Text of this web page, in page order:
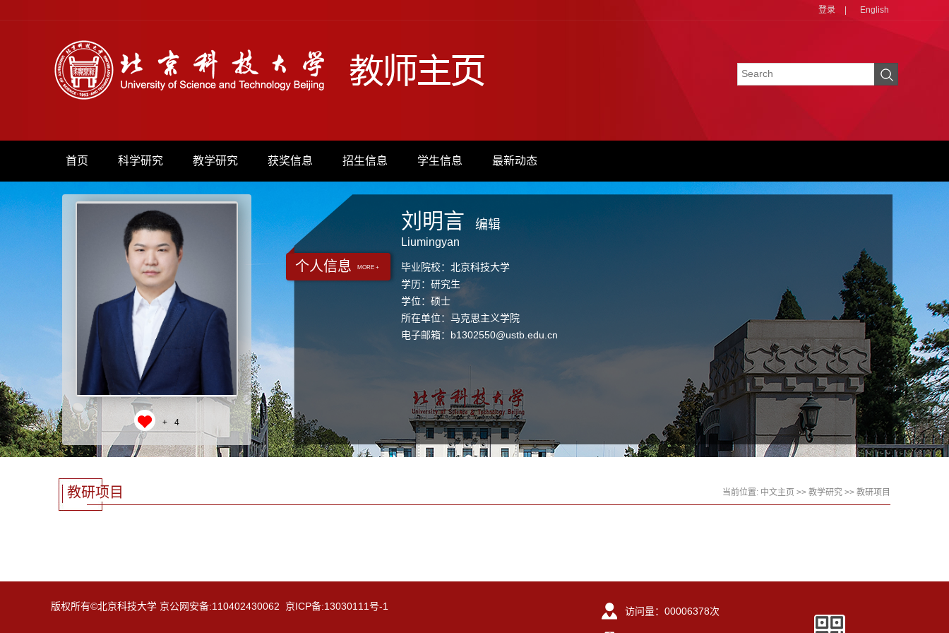
登录 English
首页 科学研究 教学研究 获奖信息 招生信息 学生信息 最新动态
+ 4
个人信息 MORE +
刘明言
Liumingyan
编辑
毕业院校：北京科技大学
学历：研究生
学位：硕士
所在单位：马克思主义学院
电子邮箱： b1302550@ustb.edu.cn
教研项目 当前位置: 中文主页 >> 教学研究 >> 教研项目
版权所有©北京科技大学 京公网安备:110402430062 京ICP备:13030111号-1 访问量： 00006378次